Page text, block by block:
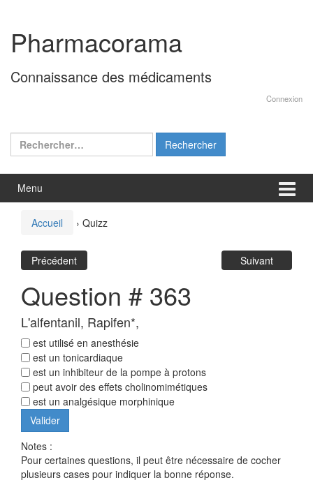
contenu
menu
principal
Pharmacorama
Connaissance des médicaments
Connexion
Rechercher :
Menu
Accueil › Quizz
Précédent Suivant
Question # 363
L'alfentanil, Rapifen*,
est utilisé en anesthésie
est un tonicardiaque
est un inhibiteur de la pompe à protons
peut avoir des effets cholinomimétiques
est un analgésique morphinique
Notes :
Pour certaines questions, il peut être nécessaire de cocher
plusieurs cases pour indiquer la bonne réponse.